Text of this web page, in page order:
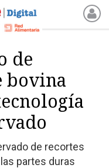
de
bovina
de recortes
partes duras